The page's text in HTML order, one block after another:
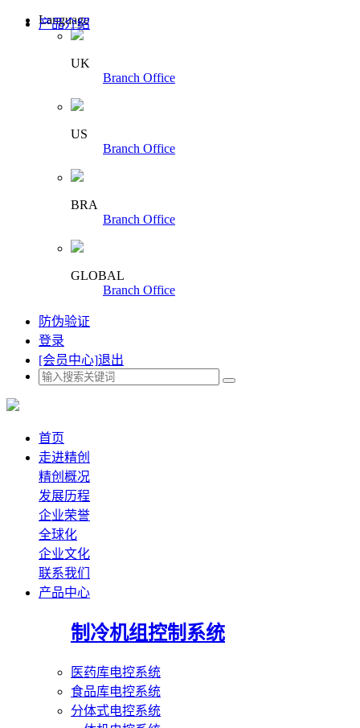
Language
UK
Branch Office
US
Branch Office
BRA
Branch Office
GLOBAL
Branch Office
防伪验证
登录
[会员中心]退出
首页
走进精创
精创概况
发展历程
企业荣誉
全球化
企业文化
联系我们
产品中心
制冷机组控制系统
医药库电控系统
食品库电控系统
分体式电控系统
产品介绍